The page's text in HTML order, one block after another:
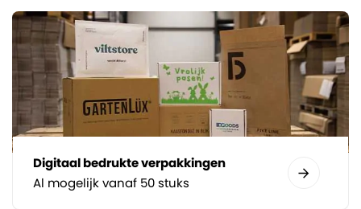
Digitaal bedrukte verpakkingen
Al mogelijk vanaf 50 stuks